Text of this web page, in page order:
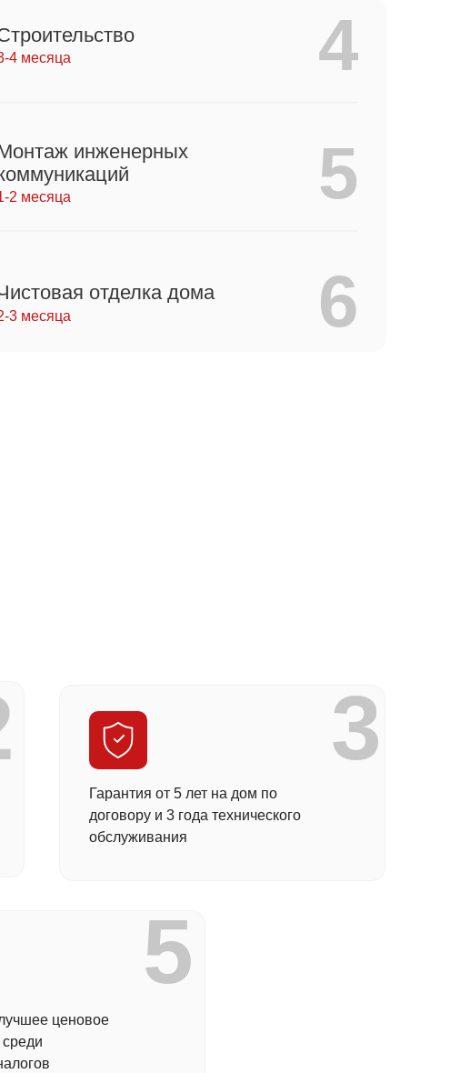
4 месяца 4
инженерных
2 месяца 5
отделка дома
3 месяца 6
Гарантия от 5 лет на дом по
договору и 3 года технического
обслуживания
ценовое
3
5